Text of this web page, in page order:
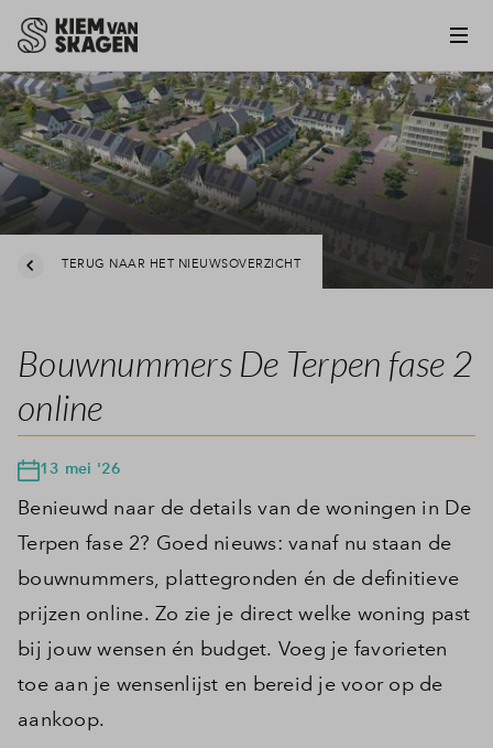
TERUG NAAR HET NIEUWSOVERZICHT
Bouwnummers De Terpen fase 2
online
13 mei '26
Benieuwd naar de details van de woningen in De
Terpen fase 2? Goed nieuws: vanaf nu staan de
bouwnummers, plattegronden én de definitieve
prijzen online. Zo zie je direct welke woning past
bij jouw wensen én budget. Voeg je favorieten
toe aan je wensenlijst en bereid je voor op de
aankoop.